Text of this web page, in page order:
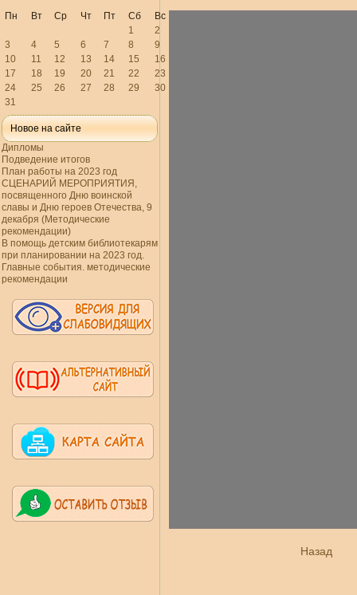
Пн Вт Ср Чт Пт Сб
Вс
1
2
3
4 5 6 7 8
9
10
11 12 13 14 15
16
17
18 19 20 21 22
23
24
25 26 27 28 29
30
31
Новое на сайте
Дипломы
Подведение итогов
План работы на 2023 год
СЦЕНАРИЙ МЕРОПРИЯТИЯ,
посвященного Дню воинской
славы и Дню героев Отечества, 9
декабря (Методические
рекомендации)
В помощь детским библиотекарям
при планировании на 2023 год.
Главные события. методические
рекомендации
Назад